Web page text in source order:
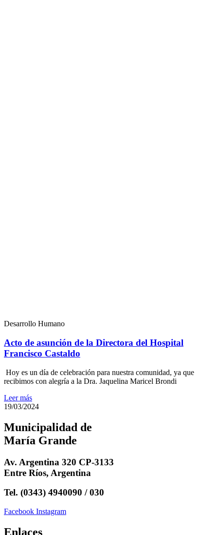
Desarrollo Humano
Acto de asunción de la Directora del Hospital
Francisco Castaldo
Hoy es un día de celebración para nuestra comunidad, ya que
recibimos con alegría a la Dra. Jaquelina Maricel Brondi
Leer más
19/03/2024
Municipalidad de
María Grande
Av. Argentina 320 CP-3133
Entre Ríos, Argentina
Tel. (0343) 4940090 / 030
Facebook Instagram
Enlaces